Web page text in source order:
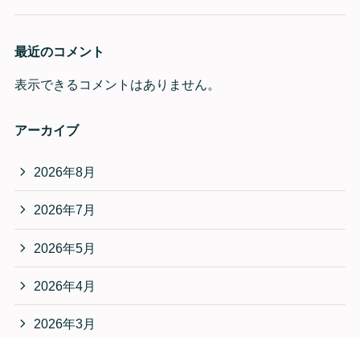
最近のコメント
表示できるコメントはありません。
アーカイブ
2026年8月
2026年7月
2026年5月
2026年4月
2026年3月